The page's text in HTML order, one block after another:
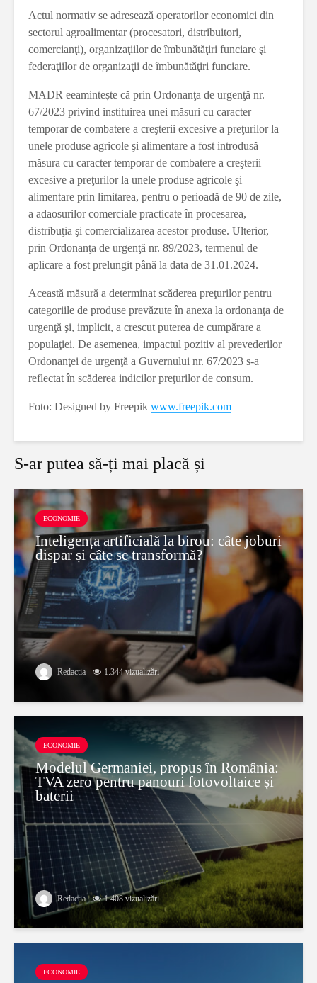
Actul normativ se adresează operatorilor economici din
sectorul agroalimentar (procesatori, distribuitori,
comercianţi), organizaţiilor de îmbunătăţiri funciare şi
federaţiilor de organizaţii de îmbunătăţiri funciare.
MADR eeamintește că prin Ordonanţa de urgenţă nr.
67/2023 privind instituirea unei măsuri cu caracter
temporar de combatere a creşterii excesive a preţurilor la
unele produse agricole şi alimentare a fost introdusă
măsura cu caracter temporar de combatere a creşterii
excesive a preţurilor la unele produse agricole şi
alimentare prin limitarea, pentru o perioadă de 90 de zile,
a adaosurilor comerciale practicate în procesarea,
distribuţia şi comercializarea acestor produse. Ulterior,
prin Ordonanţa de urgenţă nr. 89/2023, termenul de
aplicare a fost prelungit până la data de 31.01.2024.
Această măsură a determinat scăderea preţurilor pentru
categoriile de produse prevăzute în anexa la ordonanţa de
urgenţă şi, implicit, a crescut puterea de cumpărare a
populaţiei. De asemenea, impactul pozitiv al prevederilor
Ordonanţei de urgenţă a Guvernului nr. 67/2023 s-a
reflectat în scăderea indicilor preţurilor de consum.
Foto: Designed by Freepik www.freepik.com
S-ar putea să-ți mai placă și
ECONOMIE
Inteligența artificială la birou: câte joburi
dispar și câte se transformă?
Redactia 1.344 vizualizări
ECONOMIE
Modelul Germaniei, propus în România:
TVA zero pentru panouri fotovoltaice și
baterii
Redactia 1.408 vizualizări
ECONOMIE